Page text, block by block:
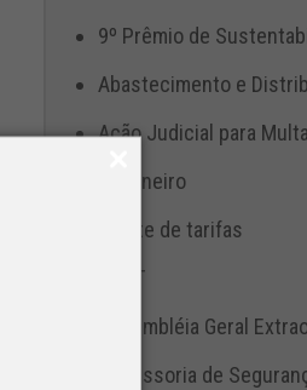
9º Prêmio de
Abastecimento e
Ação Judicial para
Aduaneiro
Ajuste de tarifas
ANTT
Assembléia Geral
Assessoria de